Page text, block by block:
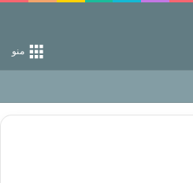
منو
وکناره‌گیری از راه خداست‌!